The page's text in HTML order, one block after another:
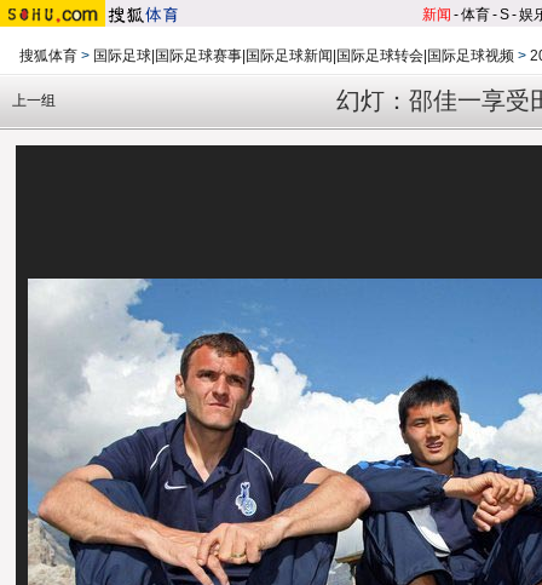
新闻 -体育-S-娱
搜狐体育 > 国际足球|国际足球赛事|国际足球新闻|国际足球转会|国际足球视频 >
幻灯：邵佳一享受
上一组